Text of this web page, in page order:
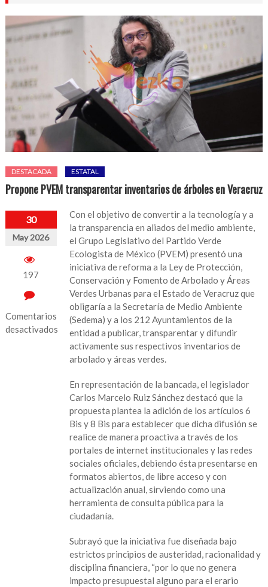
DESTACADA ESTATAL
Propone PVEM transparentar inventarios de árboles en Veracruz
30
May 2026
197
Comentarios
desactivados
Con el objetivo de convertir a la tecnología y a
la transparencia en aliados del medio ambiente,
el Grupo Legislativo del Partido Verde
Ecologista de México (PVEM) presentó una
iniciativa de reforma a la Ley de Protección,
Conservación y Fomento de Arbolado y Áreas
Verdes Urbanas para el Estado de Veracruz que
obligaría a la Secretaría de Medio Ambiente
(Sedema) y a los 212 Ayuntamientos de la
entidad a publicar, transparentar y difundir
activamente sus respectivos inventarios de
arbolado y áreas verdes.
En representación de la bancada, el legislador
Carlos Marcelo Ruiz Sánchez destacó que la
propuesta plantea la adición de los artículos 6
Bis y 8 Bis para establecer que dicha difusión se
realice de manera proactiva a través de los
portales de internet institucionales y las redes
sociales oficiales, debiendo ésta presentarse en
formatos abiertos, de libre acceso y con
actualización anual, sirviendo como una
herramienta de consulta pública para la
ciudadanía.
Subrayó que la iniciativa fue diseñada bajo
estrictos principios de austeridad, racionalidad y
disciplina financiera, “por lo que no genera
impacto presupuestal alguno para el erario